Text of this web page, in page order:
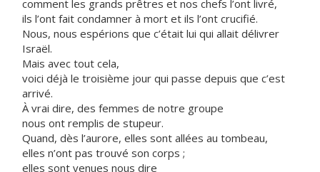
comment les grands prêtres et nos chefs l’ont livré,
ils l’ont fait condamner à mort et ils l’ont crucifié.
Nous, nous espérions que c’était lui qui allait délivrer
Israël.
Mais avec tout cela,
voici déjà le troisième jour qui passe depuis que c’est
arrivé.
À vrai dire, des femmes de notre groupe
nous ont remplis de stupeur.
Quand, dès l’aurore, elles sont allées au tombeau,
elles n’ont pas trouvé son corps ;
elles sont venues nous dire